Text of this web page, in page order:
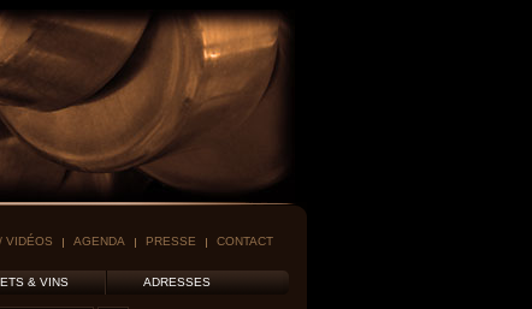
VIDÉOS AGENDA PRESSE CONTACT
& VINS ADRESSES